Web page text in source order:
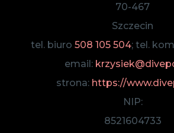
70-467
Szczecin
tel. biuro 508 105 504; tel.
email:
strona: https://
NIP:
8521604733